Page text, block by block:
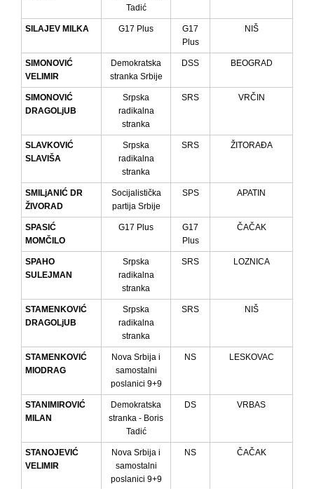
Tadić
SILAJEV MILKA G17 Plus
G17
Plus
NIŠ
SIMONOVIĆ
VELIMIR
Demokratska
stranka Srbije
DSS BEOGRAD
SIMONOVIĆ
DRAGOLjUB
Srpska
radikalna
stranka
SRS VRČIN
SLAVKOVIĆ
SLAVIŠA
Srpska
radikalna
stranka
SRS ŽITORAĐA
SMILjANIĆ DR
ŽIVORAD
Socijalistička
partija Srbije
SPS APATIN
SPASIĆ
MOMČILO
G17 Plus
G17
Plus
ČAČAK
SPAHO
SULEJMAN
Srpska
radikalna
stranka
SRS LOZNICA
STAMENKOVIĆ
DRAGOLjUB
Srpska
radikalna
stranka
SRS NIŠ
STAMENKOVIĆ
MIODRAG
Nova Srbija i
samostalni
poslanici 9+9
NS LESKOVAC
STANIMIROVIĆ
MILAN
Demokratska
stranka - Boris
Tadić
DS VRBAS
STANOJEVIĆ
VELIMIR
Nova Srbija i
samostalni
poslanici 9+9
NS ČAČAK